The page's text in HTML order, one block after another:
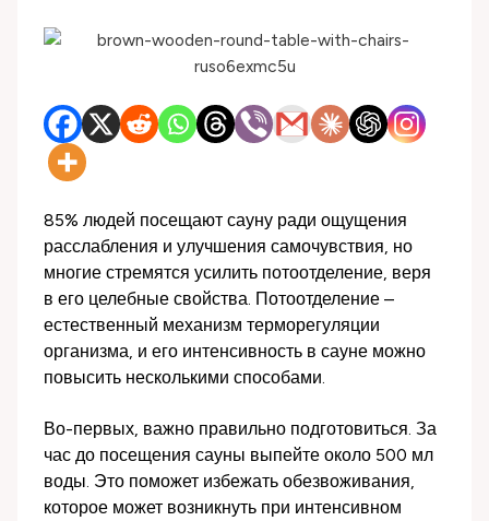
85% людей посещают сауну ради ощущения
расслабления и улучшения самочувствия, но
многие стремятся усилить потоотделение, веря
в его целебные свойства. Потоотделение –
естественный механизм терморегуляции
организма, и его интенсивность в сауне можно
повысить несколькими способами.
Во-первых, важно правильно подготовиться. За
час до посещения сауны выпейте около 500 мл
воды. Это поможет избежать обезвоживания,
которое может возникнуть при интенсивном